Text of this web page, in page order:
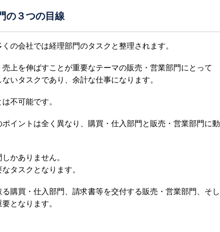
の３つの目線
の会社では経理部門のタスクと整理されます。
上を伸ばすことが重要なテーマの販売・営業部門にとって
いタスクであり、余計な仕事になります。
不可能です。
イントは全く異なり、購買・仕入部門と販売・営業部門に動
かありません。
タスクとなります。
購買・仕入部門、請求書等を交付する販売・営業部門、そし
となります。